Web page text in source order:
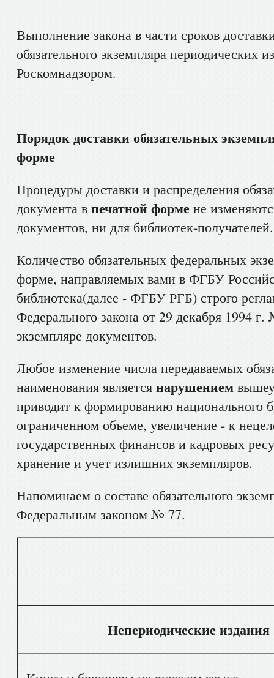
Выполнение закона в части сроков
обязательного экземпляра периодических
Роскомнадзором.
Порядок доставки обязательных
форме
Процедуры доставки и распределения
документа в печатной форме не
документов, ни для библиотек-получателей.
Количество обязательных федеральных
форме, направляемых вами в ФГБУ
библиотека(далее - ФГБУ РГБ) строго
Федерального закона от 29 декабря 1994
экземпляре документов.
Любое изменение числа передаваемых
наименования является нарушением
приводит к формированию национального
ограниченном объеме, увеличение - к
государственных финансов и кадровых
хранение и учет излишних экземпляров.
Напоминаем о составе обязательного
Федеральным законом № 77.
Непериодические издания